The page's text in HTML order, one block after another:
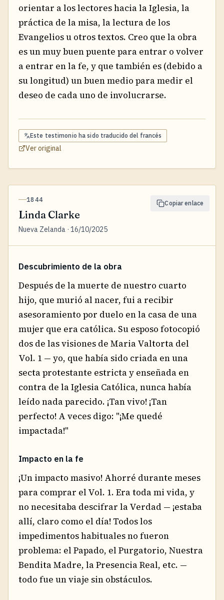
orientar a los lectores hacia la Iglesia, la
práctica de la misa, la lectura de los
Evangelios u otros textos. Creo que la obra
es un muy buen puente para entrar o volver
a entrar en la fe, y que también es (debido a
su longitud) un buen medio para medir el
deseo de cada uno de involucrarse.
Este testimonio ha sido traducido del francés
Ver original
1844
Linda Clarke
Nueva Zelanda · 16/10/2025
Copiar enlace
Descubrimiento de la obra
Después de la muerte de nuestro cuarto
hijo, que murió al nacer, fui a recibir
asesoramiento por duelo en la casa de una
mujer que era católica. Su esposo fotocopió
dos de las visiones de Maria Valtorta del
Vol. 1 — yo, que había sido criada en una
secta protestante estricta y enseñada en
contra de la Iglesia Católica, nunca había
leído nada parecido. ¡Tan vivo! ¡Tan
perfecto! A veces digo: "¡Me quedé
impactada!"
Impacto en la fe
¡Un impacto masivo! Ahorré durante meses
para comprar el Vol. 1. Era toda mi vida, y
no necesitaba descifrar la Verdad — ¡estaba
allí, claro como el día! Todos los
impedimentos habituales no fueron
problema: el Papado, el Purgatorio, Nuestra
Bendita Madre, la Presencia Real, etc. —
todo fue un viaje sin obstáculos.